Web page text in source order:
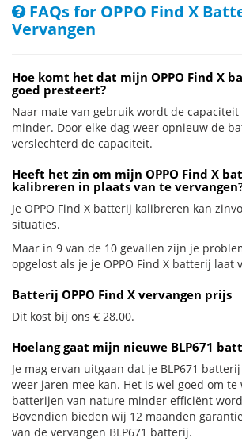
FAQs for OPPO Find X
Vervangen
Hoe komt het dat mijn OPPO Find X
goed presteert?
Naar mate van gebruik wordt de
minder. Door elke dag weer opnieuw de
verslechterd de capaciteit.
Heeft het zin om mijn OPPO Find X
kalibreren in plaats van te
Je OPPO Find X batterij kalibreren kan
situaties.
Maar in 9 van de 10 gevallen zijn je
opgelost als je je OPPO Find X batterij laat
Batterij OPPO Find X vervangen prijs
Dit kost bij ons € 28.00.
Hoelang gaat mijn nieuwe BLP671
Je mag ervan uitgaan dat je BLP671
weer jaren mee kan. Het is wel goed om te
batterijen van nature minder efficiënt
Bovendien bieden wij 12 maanden
van de vervangen BLP671 batterij.